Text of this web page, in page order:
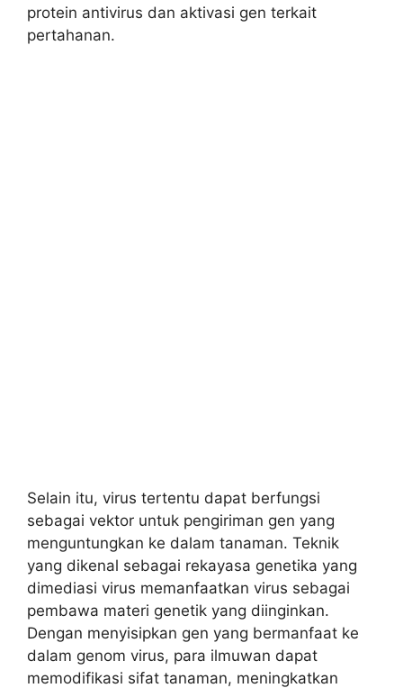
protein antivirus dan aktivasi gen terkait
pertahanan.
Selain itu, virus tertentu dapat berfungsi
sebagai vektor untuk pengiriman gen yang
menguntungkan ke dalam tanaman. Teknik
yang dikenal sebagai rekayasa genetika yang
dimediasi virus memanfaatkan virus sebagai
pembawa materi genetik yang diinginkan.
Dengan menyisipkan gen yang bermanfaat ke
dalam genom virus, para ilmuwan dapat
memodifikasi sifat tanaman, meningkatkan